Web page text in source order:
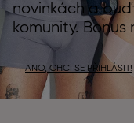
novinkách a
komunity. Bonus
ANO, CHCI SE PŘIHLÁSIT!